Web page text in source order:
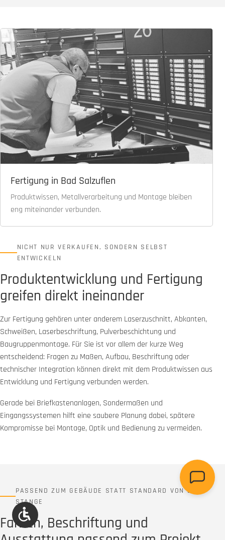
Fertigung in Bad Salzuflen
Produktwissen, Metallverarbeitung und Montage bleiben
eng miteinander verbunden.
NICHT NUR VERKAUFEN, SONDERN SELBST
ENTWICKELN
Produktentwicklung und Fertigung
greifen direkt ineinander
Zur Fertigung gehören unter anderem Laserzuschnitt, Abkanten,
Schweißen, Laserbeschriftung, Pulverbeschichtung und
Baugruppenmontage. Für Sie ist vor allem der kurze Weg
entscheidend: Fragen zu Maßen, Aufbau, Beschriftung oder
technischer Integration können direkt mit dem Produktwissen aus
Entwicklung und Fertigung verbunden werden.
Gerade bei Briefkastenanlagen, Sondermaßen und
Eingangssystemen hilft eine saubere Planung dabei, spätere
Kompromisse bei Montage, Optik und Bedienung zu vermeiden.
PASSEND ZUM GEBÄUDE STATT STANDARD VON DER
STANGE
Farben, Beschriftung und
Werkzeugleiste anzeigen